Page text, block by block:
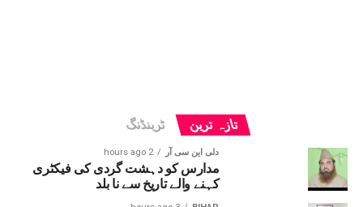
تازہ ترین ٹرینڈنگ
دلی این سی آر 2 hours ago
مدارس کو دہشت گردی کی فیکٹری
کہنے والے تاریخ سے نا بلد